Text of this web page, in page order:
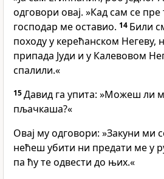
одговори овај. »Кад сам се
господар ме оставио. 14 Били
походу у керећанском Негеву,
припада Јуди и у Калевовом
спалили.«
15Давид га упита: »Можеш ли
пљачкаша?«
Овај му одговори: »Закуни ми
нећеш убити ни предати ме у
па ћу те одвести до њих.«